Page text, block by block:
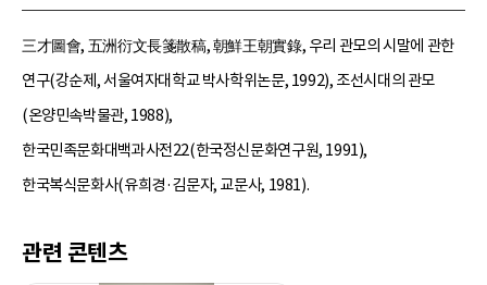
三才圖會, 五洲衍文長箋散稿, 朝鮮王朝實錄, 우리 관모의 시말에 관한
연구(강순제, 서울여자대학교 박사학위논문, 1992), 조선시대의 관모
(온양민속박물관, 1988),
한국민족문화대백과사전22(한국정신문화연구원, 1991),
한국복식문화사(유희경·김문자, 교문사, 1981).
관련 콘텐츠